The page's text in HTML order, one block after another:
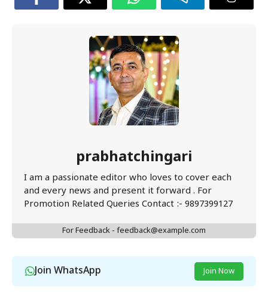
prabhatchingari
I am a passionate editor who loves to cover each
and every news and present it forward . For
Promotion Related Queries Contact :- 9897399127
For Feedback - feedback@example.com
Join WhatsApp Join Now